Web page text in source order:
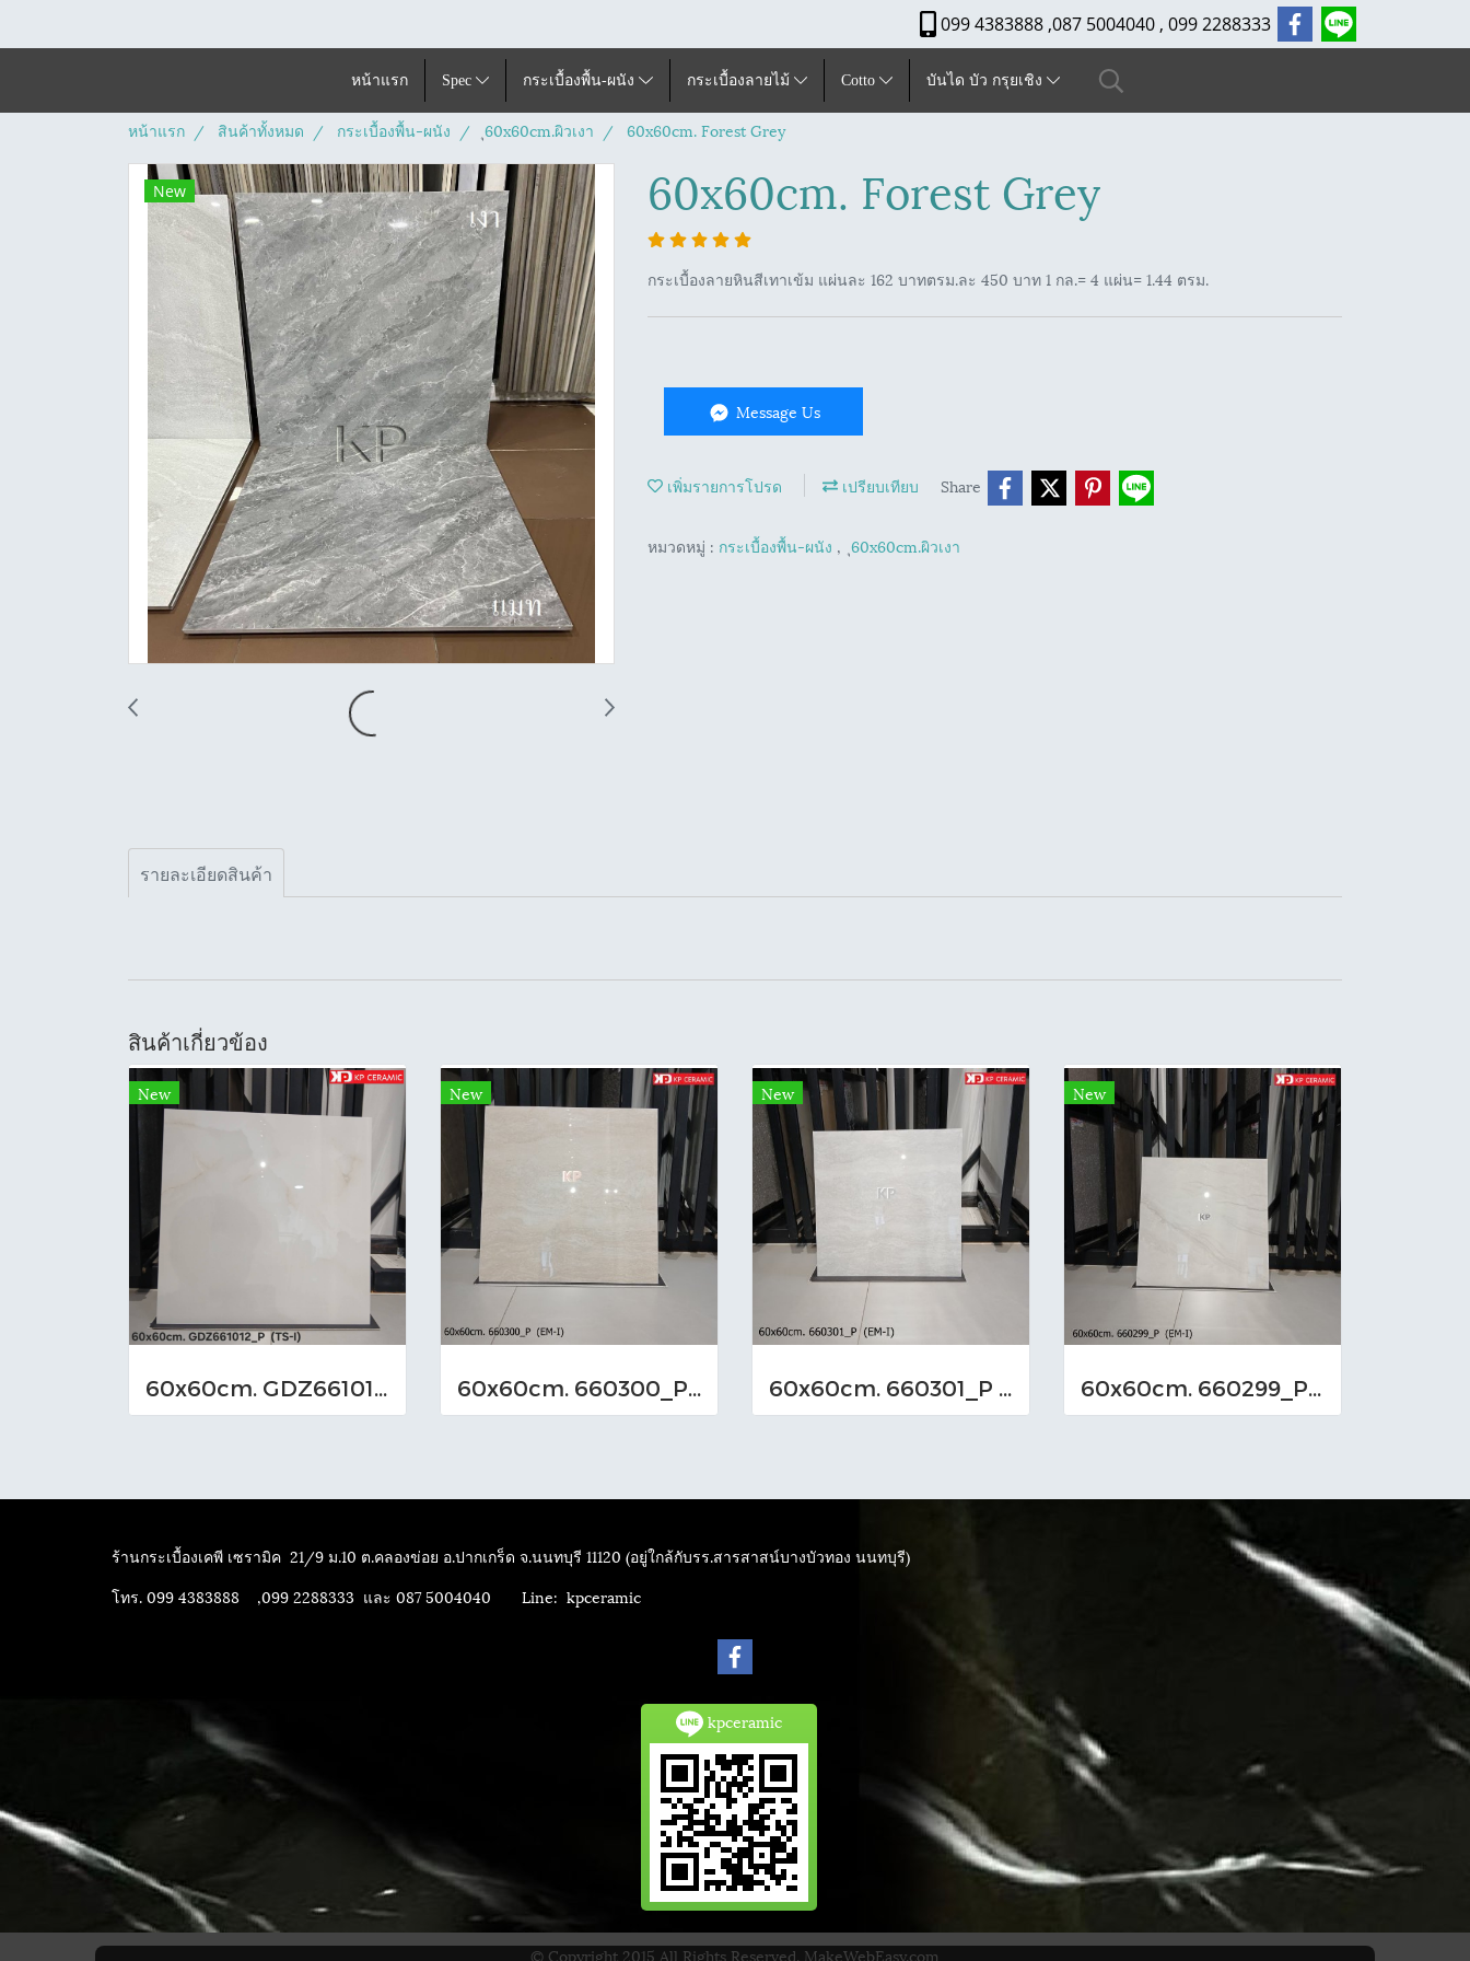
099 4383888 ,087 5004040 , 099 2288333
หน้าแรก Spec กระเบื้องพื้น-ผนัง กระเบื้องลายไม้ Cotto บันได บัว กรุยเชิง
หน้าแรก สินค้าทั้งหมด กระเบื้องพื้น-ผนัง ุ60x60cm.ผิวเงา 60x60cm. Forest Grey
New 60x60cm. Forest Grey
กระเบื้องลายหินสีเทาเข้ม แผ่นละ 162 บาทตรม.ละ 450 บาท 1 กล.= 4 แผ่น= 1.44 ตรม.
Message Us
เพิ่มรายการโปรด เปรียบเทียบ Share
หมวดหมู่ : กระเบื้องพื้น-ผนัง , ุ60x60cm.ผิวเงา
รายละเอียดสินค้า
สินค้าเกี่ยวข้อง
New
60x60cm. GDZ661012_P (TS-I)
New
60x60cm. 660300_P (EM-I)
New
60x60cm. 660301_P (EM-I)
New
60x60cm. 660299_P (EM-I)
ร้านกระเบื้องเคพี เซรามิค 21/9 ม.10 ต.คลองข่อย อ.ปากเกร็ด จ.นนทบุรี 11120 (อยู่ใกล้กับรร.สารสาสน์บางบัวทอง นนทบุรี)
โทร. 099 4383888 ,099 2288333 และ 087 5004040 Line: kpceramic
kpceramic
© Copyright 2015 All Rights Reserved. MakeWebEasy.com